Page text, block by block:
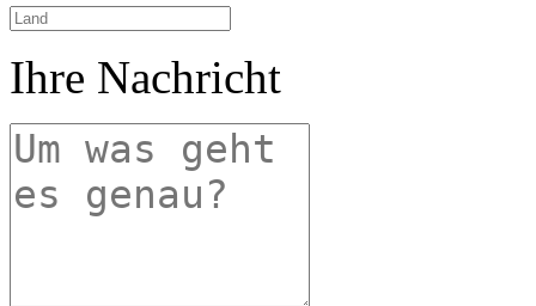
Ihre Nachricht